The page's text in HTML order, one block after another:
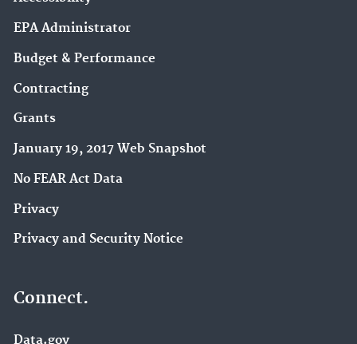
EPA Administrator
Budget & Performance
Contracting
Grants
January 19, 2017 Web Snapshot
No FEAR Act Data
Privacy
Privacy and Security Notice
Connect.
Data.gov